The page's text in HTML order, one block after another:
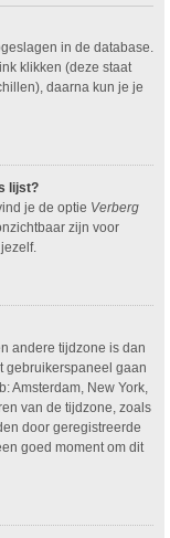
in de database.
klikken (deze staat
daarna kun je je
lijst?
je de optie Verberg
zijn voor
andere tijdzone is dan
gebruikerspaneel gaan
Amsterdam, New York,
van de tijdzone, zoals
door geregistreerde
goed moment om dit